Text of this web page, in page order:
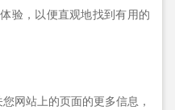
验，以便直观地找到有用的
网站上的页面的更多信息，